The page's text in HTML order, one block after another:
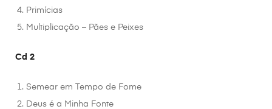
Primícias
Multiplicação – Pães e Peixes
Cd 2
Semear em Tempo de Fome
Deus é a Minha Fonte